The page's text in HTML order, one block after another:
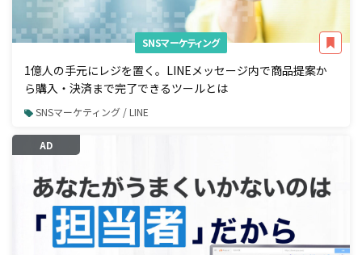
SNSマーケティング
1億人の手元にレジを置く。LINEメッセージ内で商品提案か
ら購入・決済まで完了できるツールとは
SNSマーケティング / LINE
AD